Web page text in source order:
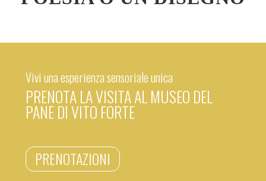
Vivi una esperienza sensoriale unica
PRENOTA LA VISITA AL MUSEO DEL
PANE DI VITO FORTE
PRENOTAZIONI